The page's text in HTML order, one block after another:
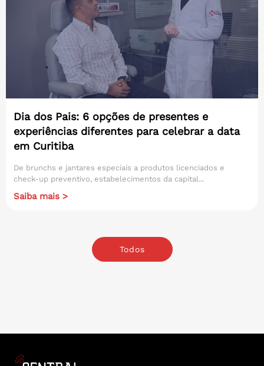
Dia dos Pais: 6 opções de presentes e
experiências diferentes para celebrar a data
em Curitiba
De brunchs e jantares especiais a produtos licenciados e
check-up preventivo, estabelecimentos da capital...
Saiba mais >
Todos